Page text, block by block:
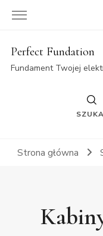
Perfect Fundation
Fundament Twojej
Strona główna